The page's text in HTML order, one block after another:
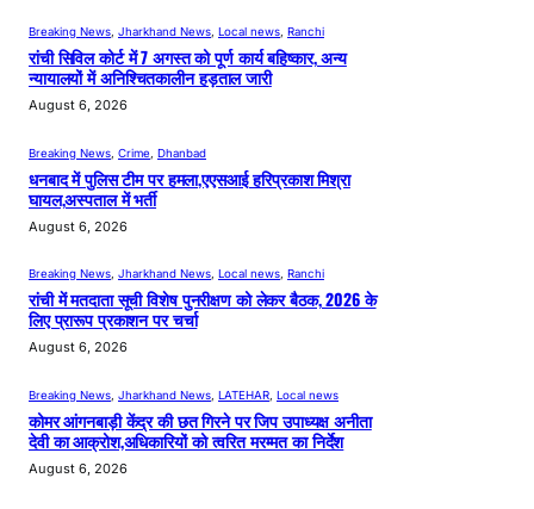
Breaking News Jharkhand News Local news Ranchi
रांची सिविल कोर्ट में 7 अगस्त को पूर्ण कार्य बहिष्कार, अन्य
न्यायालयों में अनिश्चितकालीन हड़ताल जारी
August 6, 2026
Breaking News Crime Dhanbad
धनबाद में पुलिस टीम पर हमला,एएसआई हरिप्रकाश मिश्रा
घायल,अस्पताल में भर्ती
August 6, 2026
Breaking News, Jharkhand News, Local news, Ranchi
रांची में मतदाता सूची विशेष पुनरीक्षण को लेकर बैठक, 2026 के
लिए प्रारूप प्रकाशन पर चर्चा
August 6, 2026
Breaking News Jharkhand News LATEHAR Local news
कोमर आंगनबाड़ी केंद्र की छत गिरने पर जिप उपाध्यक्ष अनीता
देवी का आक्रोश,अधिकारियों को त्वरित मरम्मत का निर्देश
August 6, 2026